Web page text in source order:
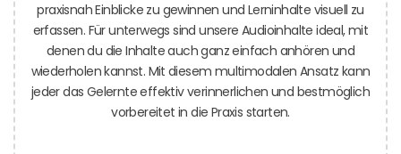
praxisnah Einblicke zu gewinnen und Lerninhalte visuell zu
erfassen. Für unterwegs sind unsere Audioinhalte ideal, mit
denen du die Inhalte auch ganz einfach anhören und
wiederholen kannst. Mit diesem multimodalen Ansatz kann
jeder das Gelernte effektiv verinnerlichen und bestmöglich
vorbereitet in die Praxis starten.